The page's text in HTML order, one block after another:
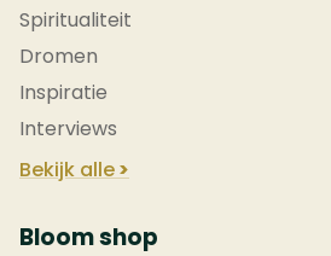
Spiritualiteit
Dromen
Inspiratie
Interviews
Bekijk alle
Bloom shop